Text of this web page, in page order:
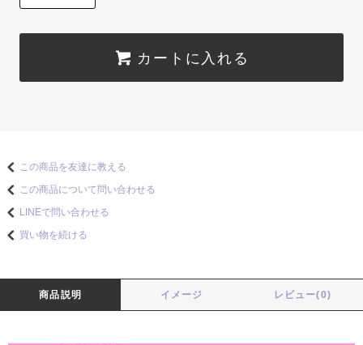
カートに入れる
この商品を友達に教える
この商品について問い合わせる
LINEで問い合わせる
買い物を続ける
商品説明 イメージ レビュー(0)